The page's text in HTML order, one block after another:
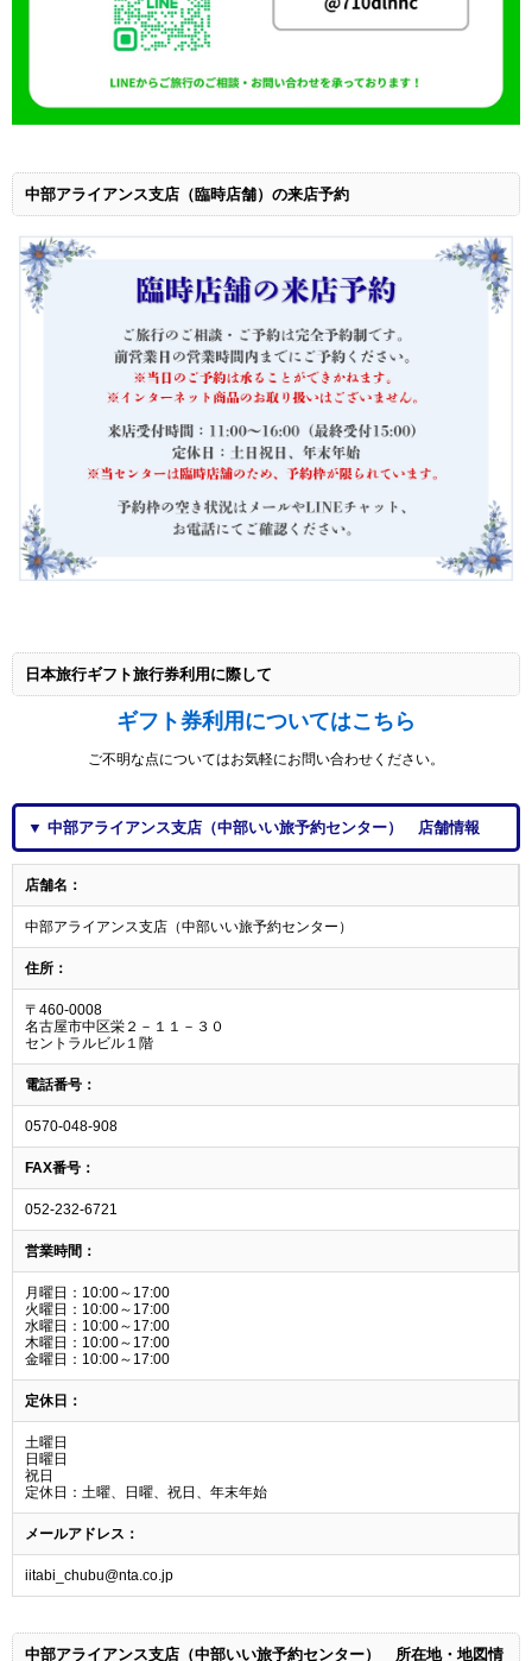
中部アライアンス支店（臨時店舗）の来店予約
日本旅行ギフト旅行券利用に際して
ギフト券利用についてはこちら
ご不明な点についてはお気軽にお問い合わせください。
▼ 中部アライアンス支店（中部いい旅予約センター） 店舗情報
店舗名：
中部アライアンス支店（中部いい旅予約センター）
住所：
〒460-0008
名古屋市中区栄２－１１－３０
セントラルビル１階
電話番号：
0570-048-908
FAX番号：
052-232-6721
営業時間：
月曜日：10:00～17:00
火曜日：10:00～17:00
水曜日：10:00～17:00
木曜日：10:00～17:00
金曜日：10:00～17:00
定休日：
土曜日
日曜日
祝日
定休日：土曜、日曜、祝日、年末年始
メールアドレス：
iitabi_chubu@nta.co.jp
中部アライアンス支店（中部いい旅予約センター） 所在地・地図情